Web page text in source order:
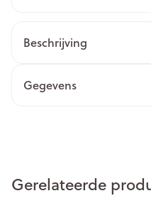
Beschrijving
Gegevens
Gerelateerde